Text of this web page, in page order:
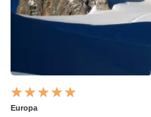
Europa